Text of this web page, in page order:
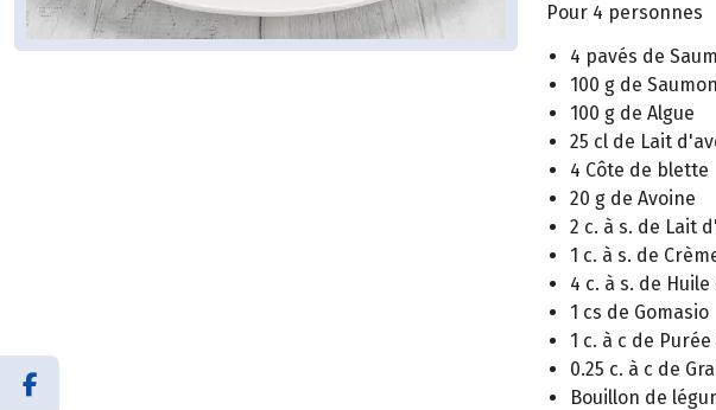
Pour 4 personnes
4 pavés de
100 g de
100 g de Algue
25 cl de Lait
4 Côte de blette
20 g de Avoine
2 c. à s. de Lait
1 c. à s. de
4 c. à s. de
1 cs de Gomasio
1 c. à c de
0.25 c. à c de
Bouillon de